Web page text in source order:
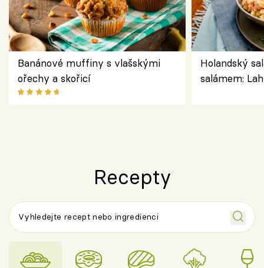
Banánové muffiny s vlašskými
ořechy a skořicí
Holandský
salámem:
Recepty